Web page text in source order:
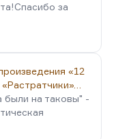
за
«12
были на таковы" -